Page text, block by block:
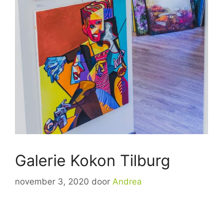
Galerie Kokon Tilburg
november 3, 2020 door Andrea